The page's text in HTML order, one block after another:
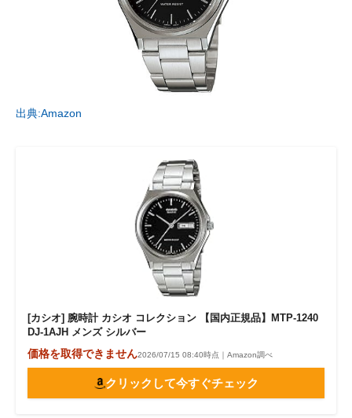
出典:Amazon
[カシオ] 腕時計 カシオ コレクション 【国内正規品】MTP-1240
DJ-1AJH メンズ シルバー
価格を取得できません2026/07/15 08:40時点｜Amazon調べ
クリックして今すぐチェック